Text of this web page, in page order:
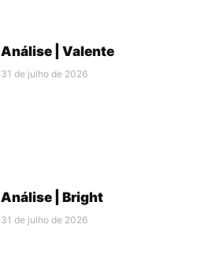
Análise | Valente
31 de julho de 2026
Análise | Bright
31 de julho de 2026